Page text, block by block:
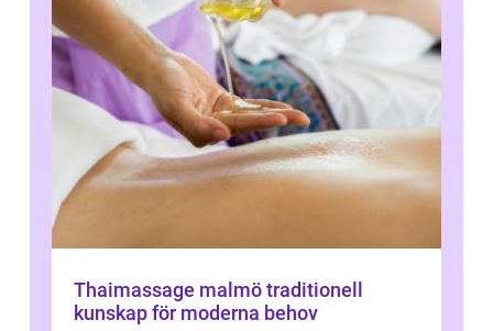
Thaimassage malmö traditionell
kunskap för moderna behov